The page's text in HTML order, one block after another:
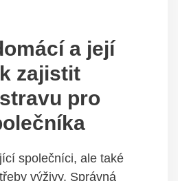
a její
zajistit
pro
společníci, ale také
výživy. Správná